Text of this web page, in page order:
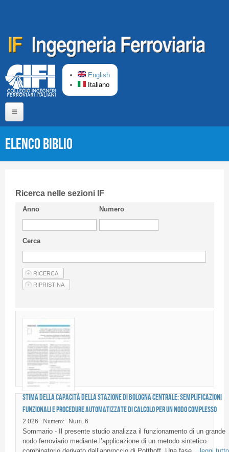
English
Italiano
CIFI in breve
Linee Guida
Privacy Policy
Articoli
Fornitori di prodotti e servizi
Elenco Biblio
Ricerca nelle sezioni IF
Anno Numero
Cerca
Stima della capacità della stazione di Bologna Centrale: semplificazioni
funzionali e procedure automatizzate di calcolo per un nodo complesso
2 026 Numero: Num. 6
Sommario - Il presente studio analizza il funzionamento di un grande
nodo ferroviario mediante l’applicazione di un metodo sintetico